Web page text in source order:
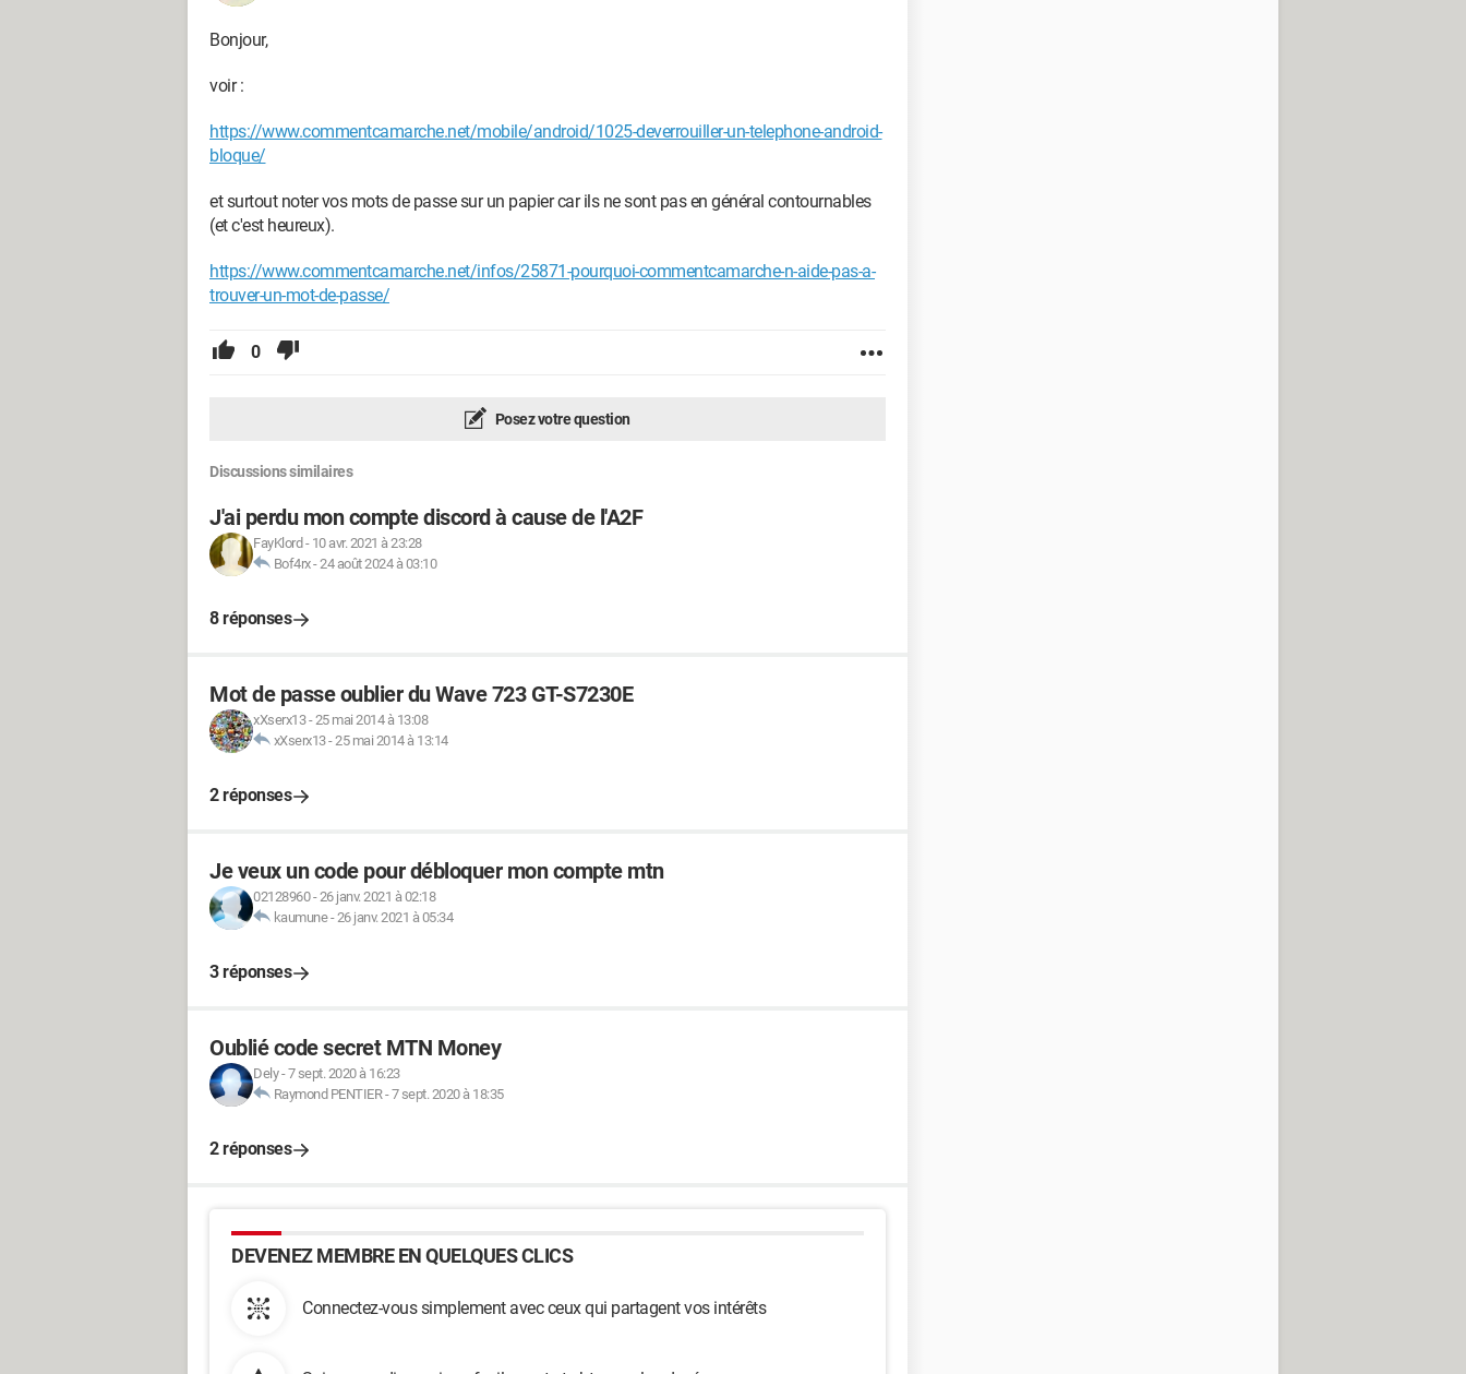
Bonjour,
voir :
https://www.commentcamarche.net/mobile/android/1025-deverrouiller-un-telephone-android-
bloque/
et surtout noter vos mots de passe sur un papier car ils ne sont pas en général contournables
(et c'est heureux).
https://www.commentcamarche.net/infos/25871-pourquoi-commentcamarche-n-aide-pas-a-
trouver-un-mot-de-passe/
0
Posez votre question
Discussions similaires
J'ai perdu mon compte discord à cause de l'A2F
FayKlord - 10 avr. 2021 à 23:28
Bof4rx-24 août 2024 à 03:10
8 réponses
Mot de passe oublier du Wave 723 GT-S7230E
xXserx13-25 mai 2014 à 13:08
xXserx13-25 mai 2014 à 13:14
2 réponses
Je veux un code pour débloquer mon compte mtn
02128960-26 janv. 2021 à 02:18
kaumune-26 janv. 2021 à 05:34
3 réponses
Oublié code secret MTN Money
Dely-7 sept. 2020 à 16:23
Raymond PENTIER-7 sept. 2020 à 18:35
2 réponses
DEVENEZ MEMBRE EN QUELQUES CLICS
Connectez-vous simplement avec ceux qui partagent vos intérêts